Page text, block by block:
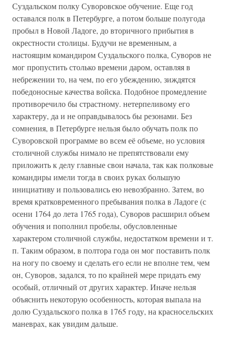
Суздальском полку Суворовское обучение. Еще год
оставался полк в Петербурге, а потом больше полугода
пробыл в Новой Ладоге, до вторичного прибытия в
окрестности столицы. Будучи не временным, а
настоящим командиром Суздальского полка, Суворов не
мог пропустить столько времени даром, оставляя в
небрежении то, на чем, по его убеждению, зиждятся
победоносные качества войска. Подобное промедление
противоречило бы страстному. нетерпеливому его
характеру, да и не оправдывалось бы резонами. Без
сомнения, в Петербурге нельзя было обучать полк по
Суворовской программе во всем её объеме, но условия
столичной службы нимало не препятствовали ему
приложить к делу главные свои начала, так как полковые
командиры имели тогда в своих руках большую
инициативу и пользовались ею невозбранно. Затем, во
время кратковременного пребывания полка в Ладоге (с
осени 1764 до лета 1765 года), Суворов расширил объем
обучения и пополнил пробелы, обусловленные
характером столичной службы, недостатком времени и т.
п. Таким образом, в полтора года он мог поставить полк
на ногу по своему и сделать его если не вполне тем, чем
он, Суворов, задался, то по крайней мере придать ему
особый, отличный от других характер. Иначе нельзя
объяснить некоторую особенность, которая выпала на
долю Суздальского полка в 1765 году, на красносельских
маневрах, как увидим дальше.